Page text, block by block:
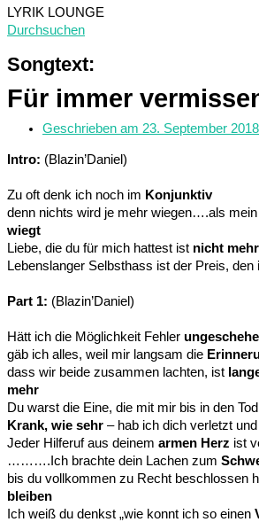
LYRIK LOUNGE
Durchsuchen
Songtext:
Für immer
Geschrieben am 23. September 2018
Intro: (Blazin’Daniel)
Zu oft denk ich noch im Konjunktiv
denn nichts wird je mehr wiegen….als
wiegt
Liebe, die du für mich hattest ist nicht
Lebenslanger Selbsthass ist der Preis, den
Part 1: (Blazin’Daniel)
Hätt ich die Möglichkeit Fehler
gäb ich alles, weil mir langsam die
dass wir beide zusammen lachten, ist
mehr
Du warst die Eine, die mit mir bis in den Tod
Krank, wie sehr – hab ich dich verletzt
Jeder Hilferuf aus deinem armen Herz ist
……….Ich brachte dein Lachen zum
bis du vollkommen zu Recht beschlossen
bleiben
Ich weiß du denkst „wie konnt ich so einen